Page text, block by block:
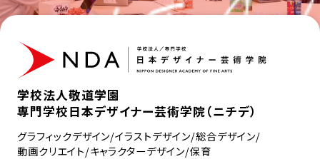
学校法人敬道学園
専門学校日本デザイナー芸術学院（ニチデ）
グラフィックデザイン/イラストデザイン/総合デザイン/
動画クリエイト/キャラクターデザイン/保育